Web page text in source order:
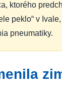
ktorého
peklo“ v
pneumatiky.